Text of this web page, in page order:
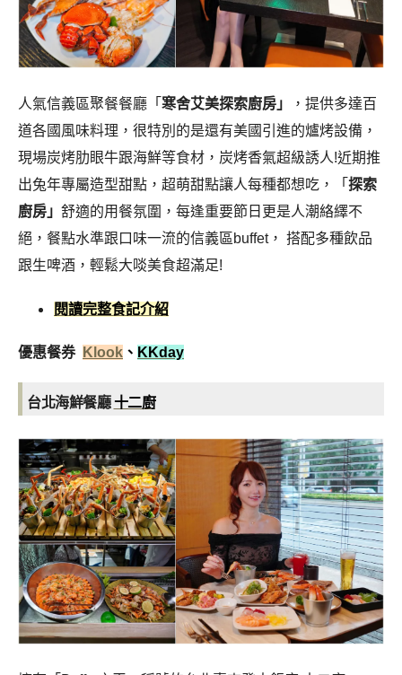
人氣信義區聚餐餐廳「 寒舍艾美探索廚房」
，提供多達百
道各國風味料理，很特別的是還有美國引進的爐烤設備，
現場炭烤肋眼牛跟海鮮等食材，炭烤香氣超級誘人!近期推
出兔年專屬造型甜點，超萌甜點讓人每種都想吃，「 探索
廚房」 舒適的用餐氛圍，每逢重要節日更是人潮絡繹不
絕，餐點水準跟口味一流的信義區buffet， 搭配多種飲品
跟生啤酒，輕鬆大啖美食超滿足!
閱讀完整食記介紹
優惠餐券 Klook 、 KKday
台北海鮮餐廳十二廚